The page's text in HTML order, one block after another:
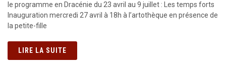
le programme en Dracénie du 23 avril au 9 juillet : Les temps forts
Inauguration mercredi 27 avril à 18h à l’artothèque en présence de
la petite-fille
LIRE LA SUITE